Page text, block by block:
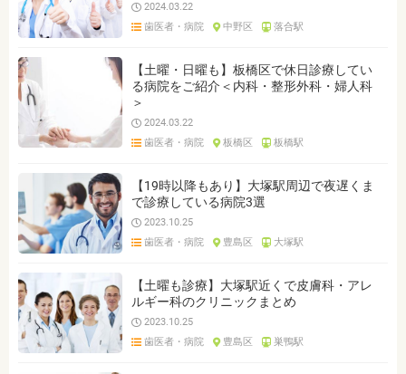
2024.03.22
歯医者・病院
中野区 落合駅
【土曜・日曜も】板橋区で休日診療してい
る病院をご紹介＜内科・整形外科・婦人科
＞
2024.03.22
歯医者・病院
板橋区 板橋駅
【19時以降もあり】大塚駅周辺で夜遅くま
で診療している病院3選
2023.10.25
歯医者・病院
豊島区 大塚駅
【土曜も診療】大塚駅近くで皮膚科・アレ
ルギー科のクリニックまとめ
2023.10.25
歯医者・病院
豊島区 巣鴨駅